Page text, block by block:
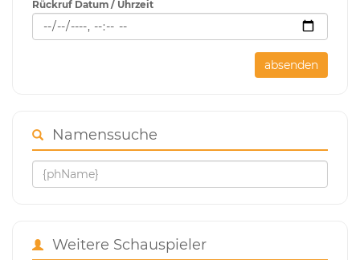
Rückruf Datum / Uhrzeit
absenden
Namenssuche
Weitere Schauspieler